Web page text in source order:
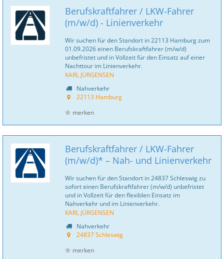
Berufskraftfahrer / LKW-Fahrer
(m/w/d) - Linienverkehr
Wir suchen für den Standort in 22113 Hamburg zum
01.09.2026 einen Berufskraftfahrer (m/w/d)
unbefristet und in Vollzeit für den Einsatz auf einer
Nachttour im Linienverkehr.
KARL JÜRGENSEN
Nahverkehr
22113 Hamburg
merken
Berufskraftfahrer / LKW-Fahrer
(m/w/d)* – Nah- und Linienverkehr
Wir suchen für den Standort in 24837 Schleswig zu
sofort einen Berufskraftfahrer (m/w/d) unbefristet
und in Vollzeit für den flexiblen Einsatz im
Nahverkehr und im Linienverkehr.
KARL JÜRGENSEN
Nahverkehr
24837 Schleswig
merken